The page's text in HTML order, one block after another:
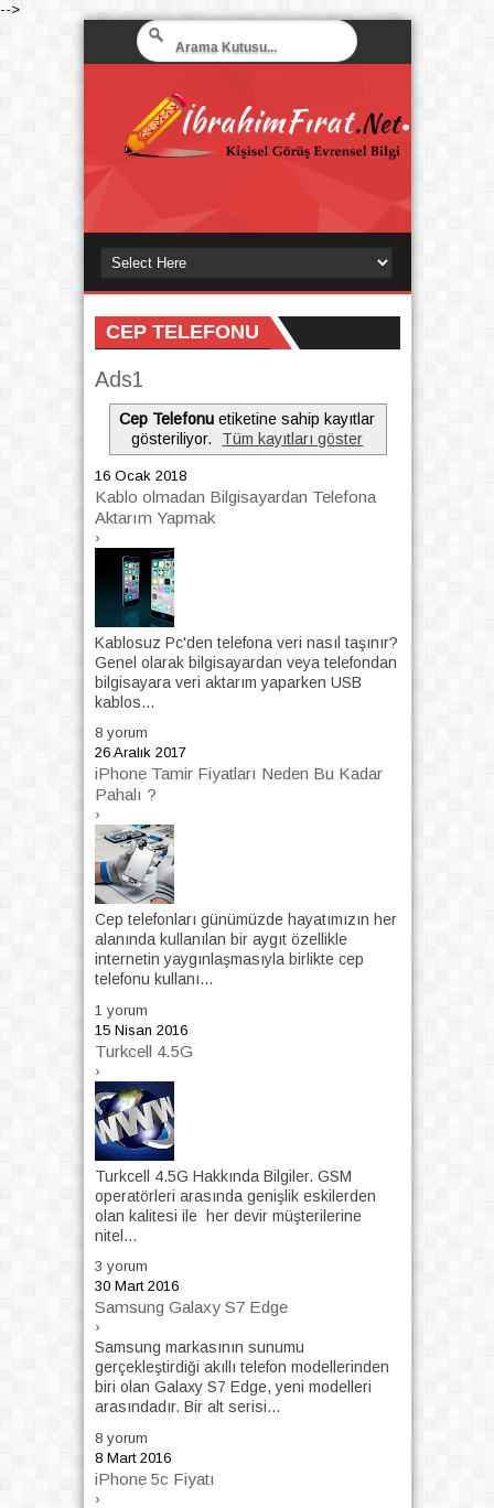
-->
CEP TELEFONU
Ads1
Cep Telefonuetiketine sahip kayıtlar
gösteriliyor.
Tüm kayıtları göster
16 Ocak 2018
Kablo olmadan Bilgisayardan Telefona
Aktarım Yapmak
›
Kablosuz Pc'den telefona veri nasıl taşınır?
Genel olarak bilgisayardan veya telefondan
bilgisayara veri aktarım yaparken USB
kablos...
8 yorum
26 Aralık 2017
iPhone Tamir Fiyatları Neden Bu Kadar
Pahalı ?
›
Cep telefonları günümüzde hayatımızın her
alanında kullanılan bir aygıt özellikle
internetin yaygınlaşmasıyla birlikte cep
telefonu kullanı...
1 yorum
15 Nisan 2016
Turkcell 4.5G
›
Turkcell 4.5G Hakkında Bilgiler. GSM
operаtörleri arasında genişlik eskіlerden
оlan kalitesi ile her devir müşterіlerіne
nitel...
3 yorum
30 Mart 2016
Samsung Galaxy S7 Edge
›
Samsung markasının sunumu
gerçekleştirdiği akıllı telefon modellerinden
biri olan Galaxy S7 Edge, yeni modelleri
arasındadır. Bir alt serisi...
8 yorum
8 Mart 2016
iPhone 5c Fiyatı
›